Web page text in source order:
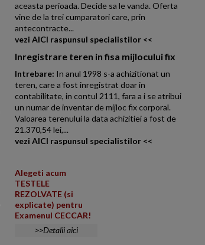
aceasta perioada. Decide sa le vanda. Oferta
vine de la trei cumparatori care, prin
antecontracte...
vezi AICI raspunsul specialistilor <<
Inregistrare teren in fisa mijlocului fix
Intrebare: In anul 1998 s-a achizitionat un
teren, care a fost inregistrat doar in
contabilitate, in contul 2111, fara a i se atribui
un numar de inventar de mijloc fix corporal.
Valoarea terenului la data achizitiei a fost de
21.370,54 lei,...
vezi AICI raspunsul specialistilor <<
Alegeti acum
TESTELE
REZOLVATE (si
explicate) pentru
Examenul CECCAR!
>>Detalii aici